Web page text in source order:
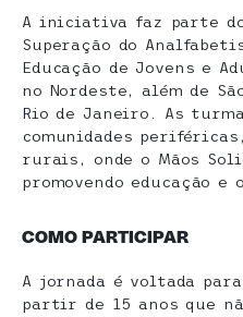
A iniciativa faz parte
Superação do
Educação de Jovens e
no Nordeste, além de
Rio de Janeiro. As
comunidades
rurais, onde o Mãos
promovendo educação e
COMO PARTICIPAR
A jornada é voltada
partir de 15 anos que